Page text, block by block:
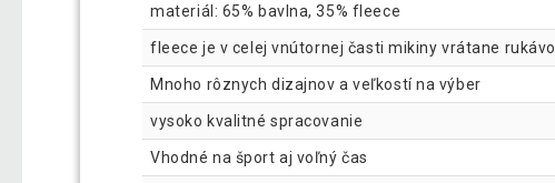
materiál: 65% bavlna, 35% fleece
fleece je v celej vnútornej časti mikiny vrátane
Mnoho rôznych dizajnov a veľkostí na výber
vysoko kvalitné spracovanie
Vhodné na šport aj voľný čas